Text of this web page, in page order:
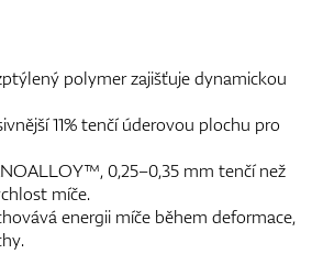
polymer zajišťuje dynamickou
11% tenčí úderovou plochu pro
0,25–0,35 mm tenčí než
míče.
energii míče během deformace,